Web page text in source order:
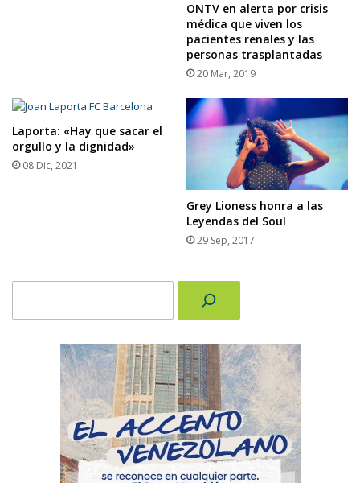
ONTV en alerta por crisis
médica que viven los
pacientes renales y las
personas trasplantadas
20 Mar, 2019
Laporta: «Hay que sacar el
orgullo y la dignidad»
08 Dic, 2021
Grey Lioness honra a las
Leyendas del Soul
29 Sep, 2017